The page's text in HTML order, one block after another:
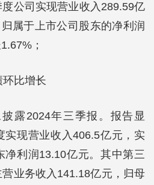
公司实现营业收入289.59亿
属于上市公司股东的净利润
；
比增长
露2024年三季报。报告显
实现营业收入406.5亿元，实
净利润13.10亿元。其中第三
业务收入141.18亿元，归母